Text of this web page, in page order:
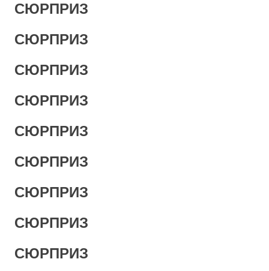
СЮРПРИЗ
СЮРПРИЗ
СЮРПРИЗ
СЮРПРИЗ
СЮРПРИЗ
СЮРПРИЗ
СЮРПРИЗ
СЮРПРИЗ
СЮРПРИЗ